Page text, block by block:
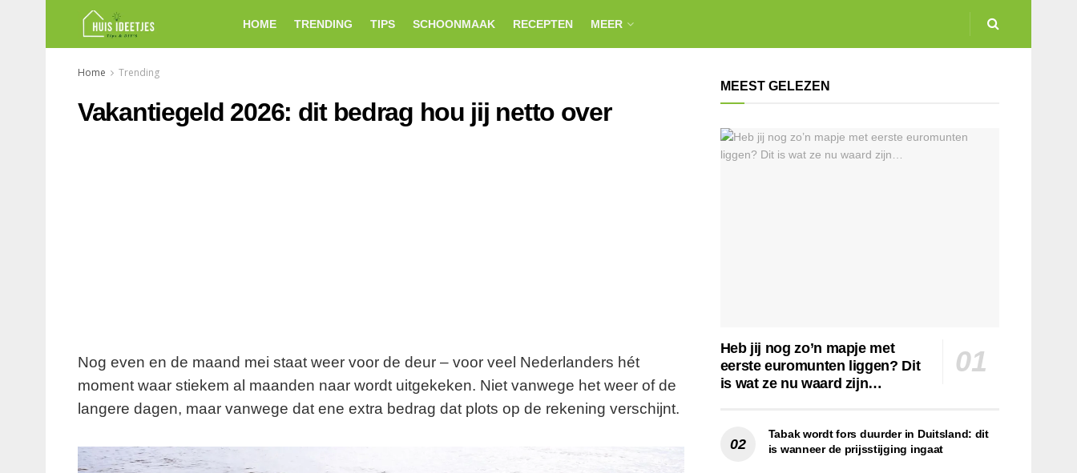
HOME TRENDING TIPS SCHOONMAAK RECEPTEN MEER
Home Trending
Vakantiegeld 2026: dit bedrag hou jij netto over
Nog even en de maand mei staat weer voor de deur – voor veel Nederlanders hét
moment waar stiekem al maanden naar wordt uitgekeken. Niet vanwege het weer of de
langere dagen, maar vanwege dat ene extra bedrag dat plots op de rekening verschijnt.
MEEST GELEZEN
Heb jij nog zo’n mapje met
eerste euromunten liggen? Dit
is wat ze nu waard zijn…
Tabak wordt fors duurder in Duitsland: dit
is wanneer de prijsstijging ingaat